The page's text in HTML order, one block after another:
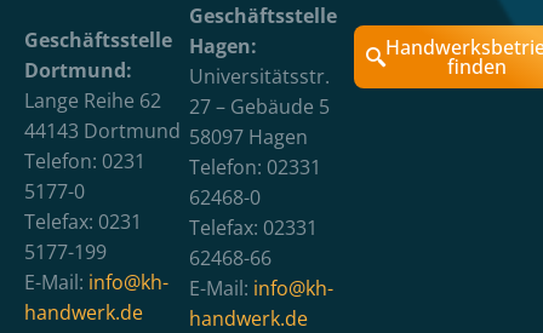
Geschäftsstelle
Dortmund:
Lange Reihe 62
44143 Dortmund
Telefon: 0231
5177-0
Telefax: 0231
5177-199
E-Mail: info@kh-
handwerk.de
Geschäftsstelle
Hagen:
Universitätsstr.
27 – Gebäude 5
58097 Hagen
Telefon: 02331
62468-0
Telefax: 02331
62468-66
E-Mail: info@kh-
handwerk.de
finden